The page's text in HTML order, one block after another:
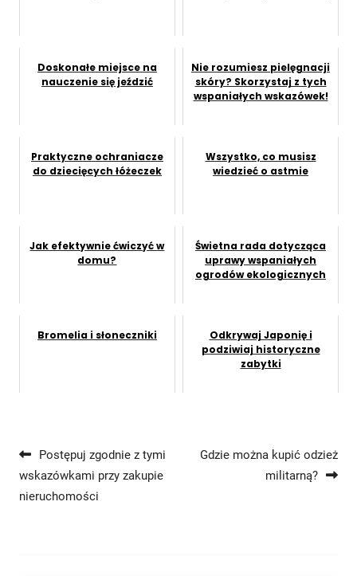
Doskonałe miejsce na
nauczenie się jeździć
Nie rozumiesz pielęgnacji
skóry? Skorzystaj z tych
wspaniałych wskazówek!
Praktyczne ochraniacze
do dziecięcych łóżeczek
Wszystko, co musisz
wiedzieć o astmie
Jak efektywnie ćwiczyć w
domu?
Świetna rada dotycząca
uprawy wspaniałych
ogrodów ekologicznych
Bromelia i słoneczniki
Odkrywaj Japonię i
podziwiaj historyczne
zabytki
Nawigacja wpisu
Postępuj zgodnie z tymi
wskazówkami przy zakupie
nieruchomości
Gdzie można kupić odzież
militarną?